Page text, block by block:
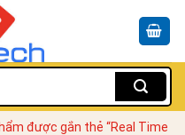
được gắn thẻ “Real Time